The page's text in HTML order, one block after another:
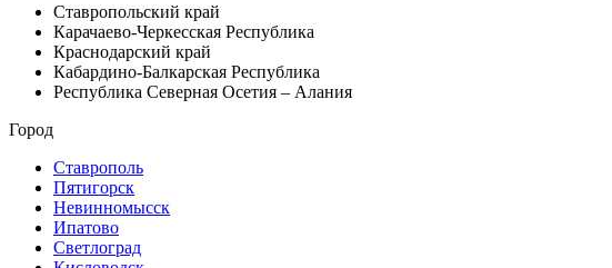
Ставропольский край
Карачаево-Черкесская Республика
Краснодарский край
Кабардино-Балкарская Республика
Республика Северная Осетия – Алания
Город
Ставрополь
Пятигорск
Невинномысск
Ипатово
Светлоград